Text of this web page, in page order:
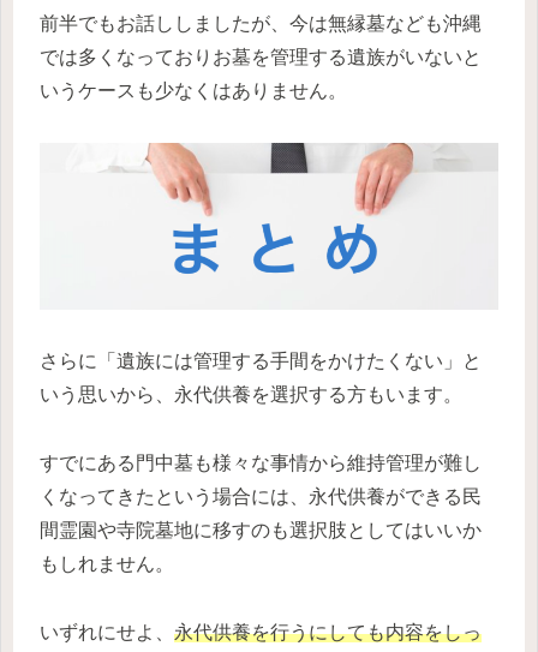
前半でもお話ししましたが、今は無縁墓なども沖縄
では多くなっておりお墓を管理する遺族がいないと
いうケースも少なくはありません。
さらに「遺族には管理する手間をかけたくない」と
いう思いから、永代供養を選択する方もいます。
すでにある門中墓も様々な事情から維持管理が難し
くなってきたという場合には、永代供養ができる民
間霊園や寺院墓地に移すのも選択肢としてはいいか
もしれません。
いずれにせよ、 永代供養を行うにしても内容をしっ